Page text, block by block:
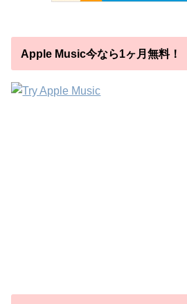
Apple Music今なら1ヶ月無料！